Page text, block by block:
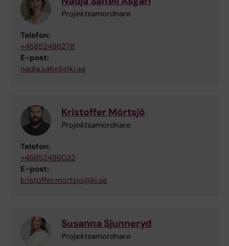
Projektsamordnare
Telefon:
+46852486278
E-post:
nadja.saltell@ki.se
Kristoffer Mörtsjö
Projektsamordnare
Telefon:
+46852486032
E-post:
kristoffer.mortsjo@ki.se
Susanna Sjunneryd
Projektsamordnare